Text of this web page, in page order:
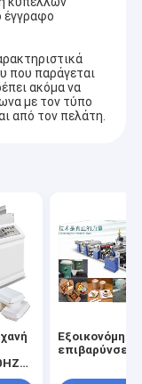
έγγραφο
που παράγεται
ακόμα να
με τον τύπο
από τον πελάτη.